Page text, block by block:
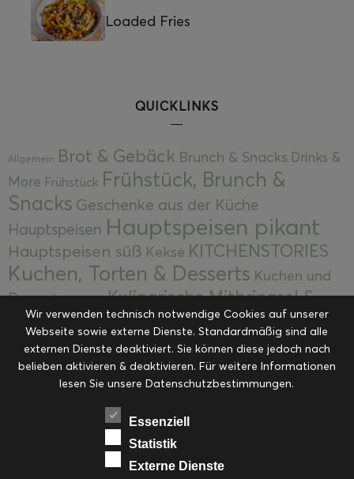
Loaded Fries
QUICKLINKS
Allgemein Brot & Gebäck Brunch & Snacks Drinks &
More Frühstück Frühstück, Brunch &
Snacks Geschenke aus der Küche
Hauptspeisen Hauptspeisen pikant
Hauptspeisen süß Kekse KITCHENSTORIES
Kuchen, Torten & Desserts Kuchen und
Desserts
Kulinarische Mitbringsel &
Eingemachtes Ohne Kategorie Ostern Resteküche
RezepteSaisonalSliderStartseite
Suppen, Salate & Vorspeisen Vorspeisen &
Vorspeisen, Salate & Suppen
Weihnachten Workshops & Events
Wir verwenden technisch notwendige Cookies auf unserer
Webseite sowie externe Dienste. Standardmäßig sind alle
externen Dienste deaktiviert. Sie können diese jedoch nach
belieben aktivieren & deaktivieren. Für weitere Informationen
lesen Sie unsere Datenschutzbestimmungen.
Essenziell
Statistik
Externe Dienste